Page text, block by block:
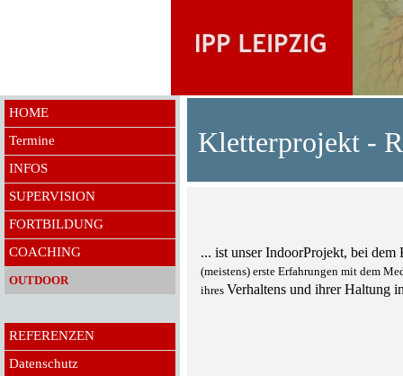
HOME
Termine
INFOS
SUPERVISION
FORTBILDUNG
COACHING
OUTDOOR
REFERENZEN
Datenschutz
Kletterprojekt -
... ist unser IndoorProjekt, bei dem
(meistens) erste Erfahrungen mit dem
ihres Verhaltens und ihrer Haltung